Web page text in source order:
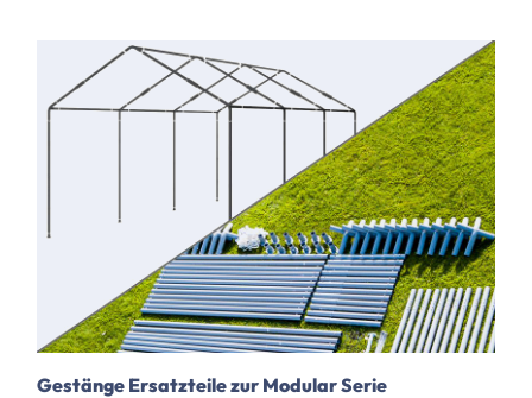
Gestänge Ersatzteile zur Modular Serie